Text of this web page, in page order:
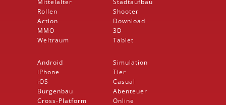
Rollen
Action
MMO
Weltraum
Shooter
Download
3D
Tablet
Android
iPhone
iOS
Burgenbau
Cross-Platform
Simulation
Tier
Casual
Abenteuer
Online